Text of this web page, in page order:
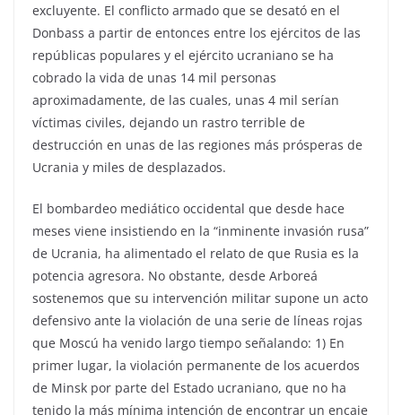
excluyente. El conflicto armado que se desató en el
Donbass a partir de entonces entre los ejércitos de las
repúblicas populares y el ejército ucraniano se ha
cobrado la vida de unas 14 mil personas
aproximadamente, de las cuales, unas 4 mil serían
víctimas civiles, dejando un rastro terrible de
destrucción en unas de las regiones más prósperas de
Ucrania y miles de desplazados.
El bombardeo mediático occidental que desde hace
meses viene insistiendo en la “inminente invasión rusa”
de Ucrania, ha alimentado el relato de que Rusia es la
potencia agresora. No obstante, desde Arboreá
sostenemos que su intervención militar supone un acto
defensivo ante la violación de una serie de líneas rojas
que Moscú ha venido largo tiempo señalando: 1) En
primer lugar, la violación permanente de los acuerdos
de Minsk por parte del Estado ucraniano, que no ha
tenido la más mínima intención de encontrar un encaje